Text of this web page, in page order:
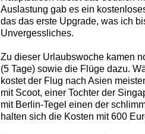
Auslastung gab es ein
das das erste Upgrade, was ich
Unvergessliches.
Zu dieser Urlaubswoche kamen
(5 Tage) sowie die Flüge dazu.
kostet der Flug nach Asien
mit Scoot, einer Tochter der
mit Berlin-Tegel einen der
halten sich die Kosten mit 600